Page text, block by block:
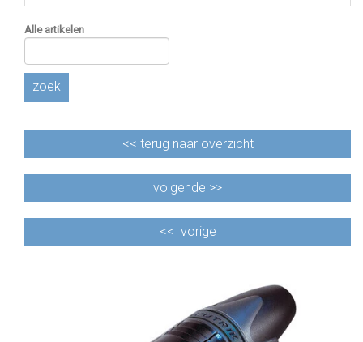
Alle artikelen
zoek
<< terug naar overzicht
volgende >>
<< vorige